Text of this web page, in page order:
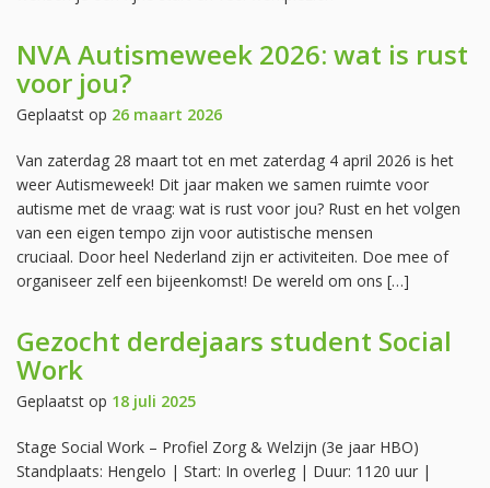
NVA Autismeweek 2026: wat is rust
voor jou?
Geplaatst op 26 maart 2026
Van zaterdag 28 maart tot en met zaterdag 4 april 2026 is het
weer Autismeweek! Dit jaar maken we samen ruimte voor
autisme met de vraag: wat is rust voor jou? Rust en het volgen
van een eigen tempo zijn voor autistische mensen
cruciaal. Door heel Nederland zijn er activiteiten. Doe mee of
organiseer zelf een bijeenkomst! De wereld om ons […]
Gezocht derdejaars student Social
Work
Geplaatst op 18 juli 2025
Stage Social Work – Profiel Zorg & Welzijn (3e jaar HBO)
Standplaats: Hengelo | Start: In overleg | Duur: 1120 uur |